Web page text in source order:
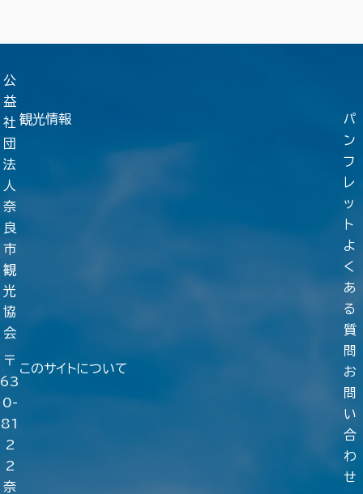
公
益
社
団
法
人
奈
良
市
観
光
協
会
〒
63
0-
81
2
2
奈
観光情報
このサイトについて
パ
ン
フ
レ
ッ
ト
よ
く
あ
る
質
問
お
問
い
合
わ
せ